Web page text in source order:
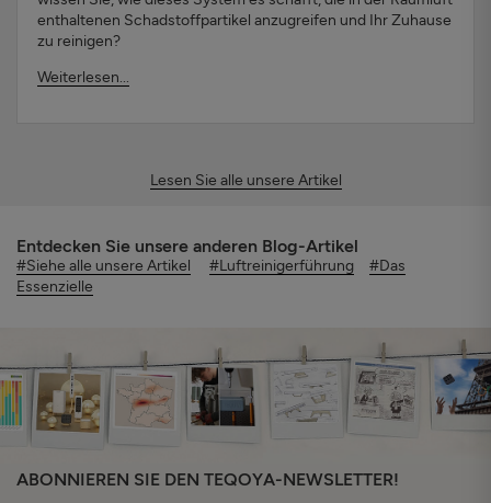
enthaltenen Schadstoffpartikel anzugreifen und Ihr Zuhause
zu reinigen?
Weiterlesen...
Lesen Sie alle unsere Artikel
Entdecken Sie unsere anderen Blog-Artikel
#Siehe alle unsere Artikel #Luftreinigerführung
#Das
Essenzielle
ABONNIEREN SIE DEN TEQOYA-NEWSLETTER!